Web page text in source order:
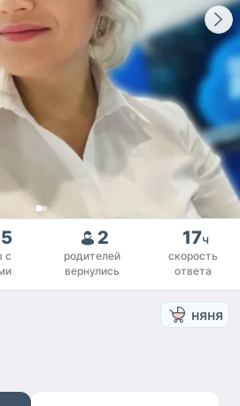
с
2
родителей
вернулись
17ч
скорость
ответа
няня